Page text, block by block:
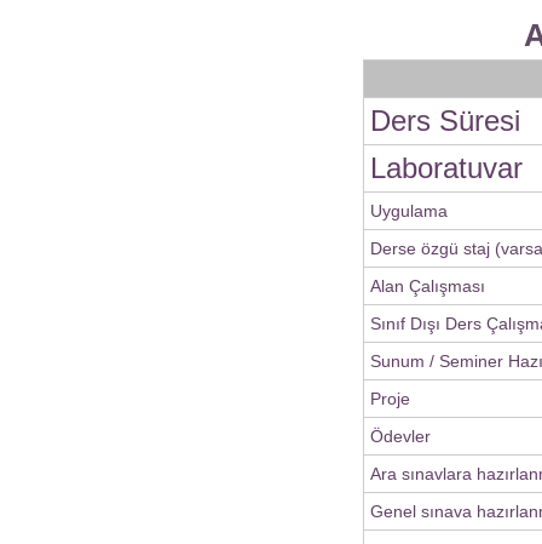
Ders Süresi
Laboratuvar
Uygulama
Derse özgü staj
Alan Çalışması
Sınıf Dışı Ders
Sunum / Seminer
Proje
Ödevler
Ara sınavlara
Genel sınava